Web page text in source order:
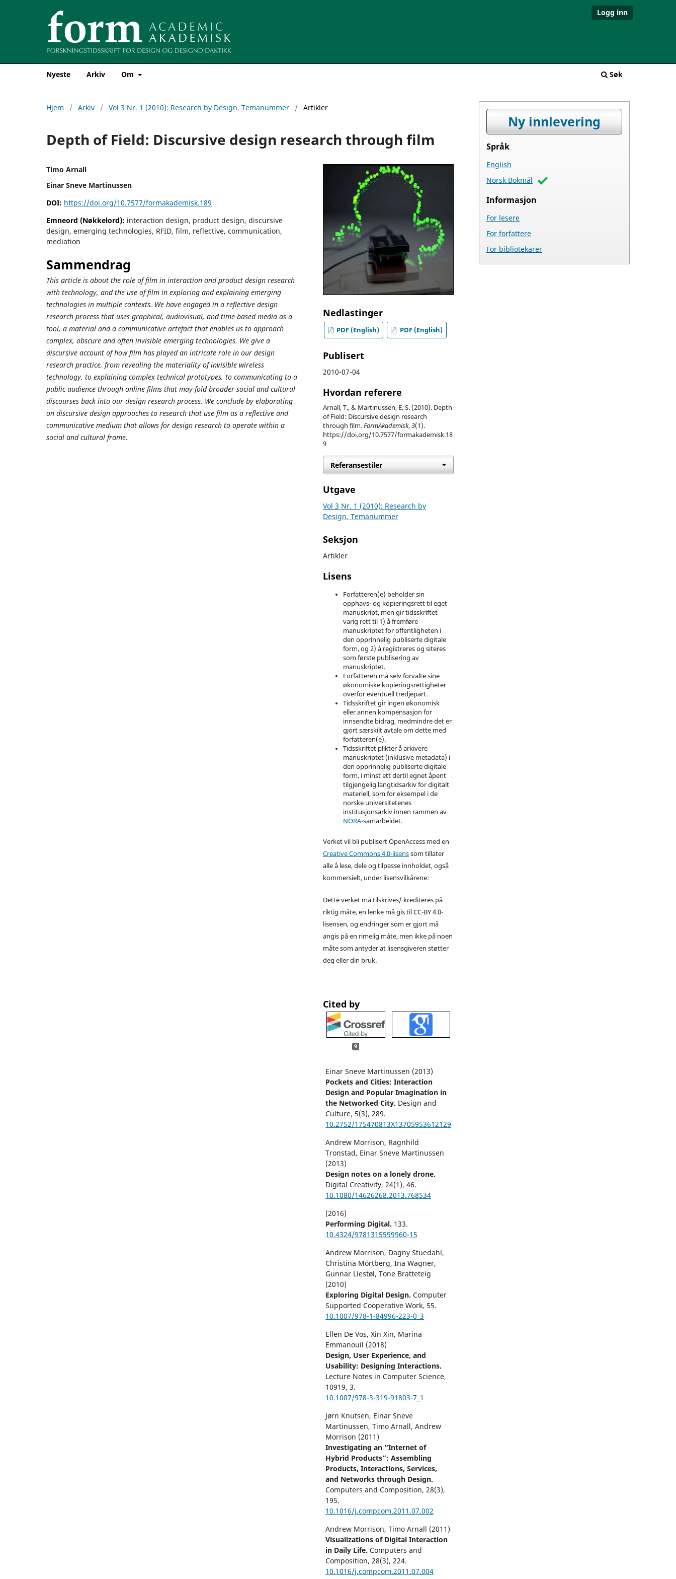
Nyeste Arkiv Om Søk
Logg inn
Hjem / Arkiv / Vol 3 Nr. 1 (2010): Research by Design. Temanummer / Artikler
Depth of Field: Discursive design research through film
Timo Arnall
Einar Sneve Martinussen
DOI: https://doi.org/10.7577/formakademisk.189
Emneord (Nøkkelord): interaction design, product design, discursive
design, emerging technologies, RFID, film, reflective, communication,
mediation
Sammendrag
This article is about the role of film in interaction and product design research
with technology, and the use of film in exploring and explaining emerging
technologies in multiple contexts. We have engaged in a reflective design
research process that uses graphical, audiovisual, and time-based media as a
tool, a material and a communicative artefact that enables us to approach
complex, obscure and often invisible emerging technologies. We give a
discursive account of how film has played an intricate role in our design
research practice, from revealing the materiality of invisible wireless
technology, to explaining complex technical prototypes, to communicating to a
public audience through online films that may fold broader social and cultural
discourses back into our design research process. We conclude by elaborating
on discursive design approaches to research that use film as a reflective and
communicative medium that allows for design research to operate within a
social and cultural frame.
Nedlastinger
PDF (English) PDF (English)
Publisert
2010-07-04
Hvordan referere
Arnall, T., & Martinussen, E. S. (2010). Depth
of Field: Discursive design research
through film.FormAkademisk,3(1).
https://doi.org/10.7577/formakademisk.18
9
Referansestiler
Utgave
Vol 3 Nr. 1 (2010): Research by
Design. Temanummer
Seksjon
Artikler
Lisens
Forfatteren(e) beholder sin
opphavs- og kopieringsrett til eget
manuskript, men gir tidsskriftet
varig rett til 1) å fremføre
manuskriptet for offentligheten i
den opprinnelig publiserte digitale
form, og 2) å registreres og siteres
som første publisering av
manuskriptet.
Forfatteren må selv forvalte sine
økonomiske kopieringsrettigheter
overfor eventuell tredjepart.
Tidsskriftet gir ingen økonomisk
eller annen kompensasjon for
innsendte bidrag, medmindre det er
gjort særskilt avtale om dette med
forfatteren(e).
Tidsskriftet plikter å arkivere
manuskriptet (inklusive metadata) i
den opprinnelig publiserte digitale
form, i minst ett dertil egnet åpent
tilgjengelig langtidsarkiv for digitalt
materiell, som for eksempel i de
norske universitetenes
institusjonsarkiv innen rammen av
NORA-samarbeidet.
Verket vil bli publisert OpenAccess med en
Creative Commons 4.0-lisenssom tillater
alle å lese, dele og tilpasse innholdet, også
kommersielt, under lisensvilkårene:
Dette verket må tilskrives/ krediteres på
riktig måte, en lenke må gis til CC-BY 4.0-
lisensen, og endringer som er gjort må
angis på en rimelig måte, men ikke på noen
måte som antyder at lisensgiveren støtter
deg eller din bruk.
Cited by
9
Einar Sneve Martinussen (2013)
Pockets and Cities: Interaction
Design and Popular Imagination in
the Networked City. Design and
Culture, 5(3),289.
10.2752/175470813X13705953612129
Andrew Morrison, Ragnhild
Tronstad, Einar Sneve Martinussen
(2013)
Design notes on a lonely drone.
Digital Creativity,24(1),46.
10.1080/14626268.2013.768534
(2016)
Performing Digital. 133.
10.4324/9781315599960-15
Andrew Morrison, Dagny Stuedahl,
Christina Mörtberg, Ina Wagner,
Gunnar Liestøl, Tone Bratteteig
(2010)
Exploring Digital Design.Computer
Supported Cooperative Work, 55.
10.1007/978-1-84996-223-0_3
Ellen De Vos, Xin Xin, Marina
Emmanouil (2018)
Design, User Experience, and
Usability: Designing Interactions.
Lecture Notes in Computer Science,
10919,3.
10.1007/978-3-319-91803-7_1
Jørn Knutsen, Einar Sneve
Martinussen, Timo Arnall, Andrew
Morrison (2011)
Investigating an “Internet of
Hybrid Products”: Assembling
Products, Interactions, Services,
and Networks through Design.
Computers and Composition,28(3),
195.
10.1016/j.compcom.2011.07.002
Andrew Morrison, Timo Arnall (2011)
Visualizations of Digital Interaction
in Daily Life.Computers and
Composition,28(3),224.
10.1016/j.compcom.2011.07.004
Ny innlevering
Språk
English
Norsk Bokmål
Informasjon
For lesere
For forfattere
For bibliotekarer